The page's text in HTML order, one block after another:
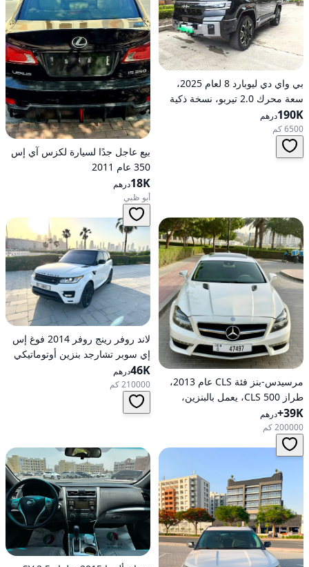
بي واي دي ليوبارد 8 لعام 2025،
سعة محرك 2.0 تيربو، نسخة ذكية
رائدة هجينة ذات دفع كلي على
العجلات
190Kدرهم
6500 كم
بيع عاجل جدًا لسيارة لكزس آي إس
350 عام 2011
18Kدرهم
أبو ظبي
مرسيدس-بنز فئة CLS عام 2013،
طراز CLS 500، يعمل بالبنزين،
أوتوماتيكي، دفع خلفي
39K+ درهم
200000 كم
لاند روفر رينج روفر 2014 فوغ إس
إي سوبر تشارجد بنزين أوتوماتيكي
بدفع كلي للعجلات
46Kدرهم
210000 كم